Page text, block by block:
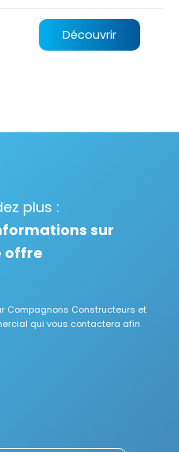
Découvrir
plus :
sur
offre
Compagnons Constructeurs et
qui vous contactera afin